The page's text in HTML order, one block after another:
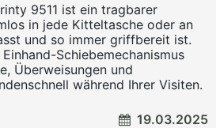
9511 ist ein tragbarer
in jede Kitteltasche oder an
und so immer griffbereit ist.
Schiebemechanismus
Überweisungen und
während Ihrer Visiten.
19.03.2025